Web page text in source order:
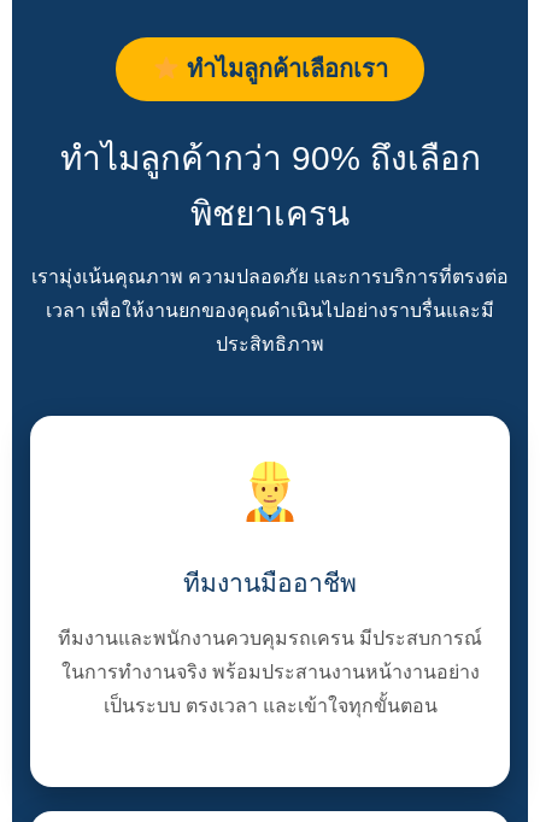
ทำไมลูกค้าเลือกเรา
ทำไมลูกค้ากว่า 90% ถึงเลือก
พิชยาเครน
เรามุ่งเน้นคุณภาพ ความปลอดภัย และการบริการที่ตรงต่อ
เวลา เพื่อให้งานยกของคุณดำเนินไปอย่างราบรื่นและมี
ประสิทธิภาพ
ทีมงานมืออาชีพ
ทีมงานและพนักงานควบคุมรถเครน มีประสบการณ์
ในการทำงานจริง พร้อมประสานงานหน้างานอย่าง
เป็นระบบ ตรงเวลา และเข้าใจทุกขั้นตอน